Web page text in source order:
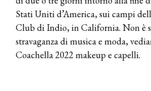
Stati Uniti d’America, sui campi
Club di Indio, in California. Non è
stravaganza di musica e moda,
Coachella 2022 makeup e capelli.